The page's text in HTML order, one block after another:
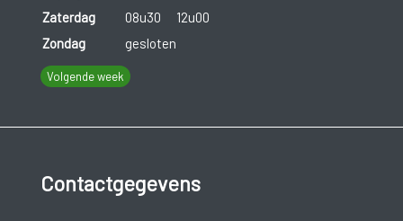
Zaterdag
08u30
12u00
Zondag
gesloten
Volgende week
Contactgegevens